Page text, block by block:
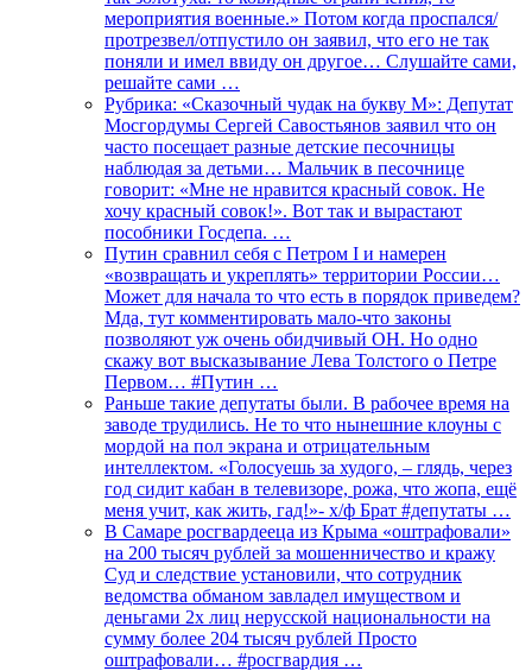
мероприятия военные.» Потом когда проспался/
протрезвел/отпустило он заявил, что его не так
поняли и имел ввиду он другое… Слушайте сами,
решайте сами …
Рубрика: «Сказочный чудак на букву М»: Депутат
Мосгордумы Сергей Савостьянов заявил что он
часто посещает разные детские песочницы
наблюдая за детьми… Мальчик в песочнице
говорит: «Мне не нравится красный совок. Не
хочу красный совок!». Вот так и вырастают
пособники Госдепа. …
Путин сравнил себя с Петром I и намерен
«возвращать и укреплять» территории России…
Может для начала то что есть в порядок приведем?
Мда, тут комментировать мало-что законы
позволяют уж очень обидчивый ОН. Но одно
скажу вот высказывание Лева Толстого о Петре
Первом… #Путин …
Раньше такие депутаты были. В рабочее время на
заводе трудились. Не то что нынешние клоуны с
мордой на пол экрана и отрицательным
интеллектом. «Голосуешь за худого, – глядь, через
год сидит кабан в телевизоре, рожа, что жопа, ещё
меня учит, как жить, гад!»- х/ф Брат #депутаты …
В Самаре росгвардееца из Крыма «оштрафовали»
на 200 тысяч рублей за мошенничество и кражу
Суд и следствие установили, что сотрудник
ведомства обманом завладел имуществом и
деньгами 2х лиц нерусской национальности на
сумму более 204 тысяч рублей Просто
оштрафовали… #росгвардия …